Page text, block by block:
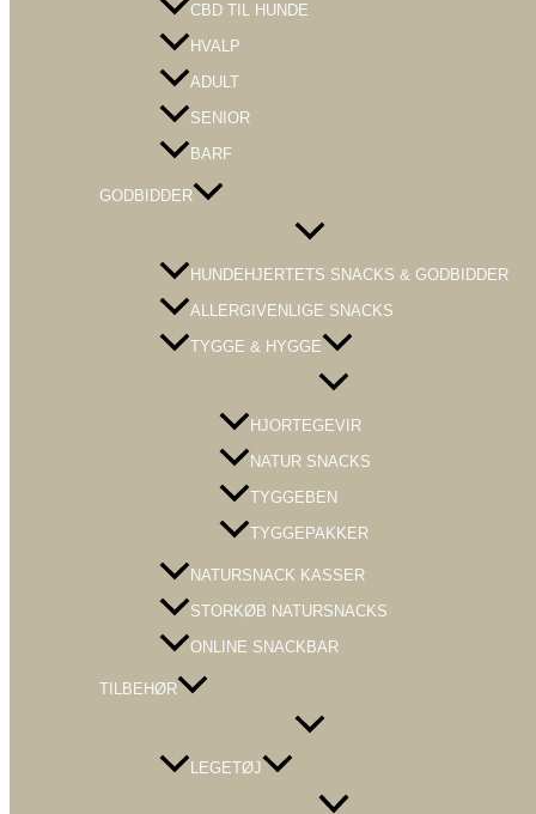
CBD TIL HUNDE
HVALP
ADULT
SENIOR
BARF
GODBIDDER
Menu
HUNDEHJERTETS SNACKS & GODBIDDER
ALLERGIVENLIGE SNACKS
TYGGE & HYGGE
Menu
HJORTEGEVIR
NATUR SNACKS
TYGGEBEN
TYGGEPAKKER
NATURSNACK KASSER
STORKØB NATURSNACKS
ONLINE SNACKBAR
TILBEHØR
Menu
LEGETØJ
Menu